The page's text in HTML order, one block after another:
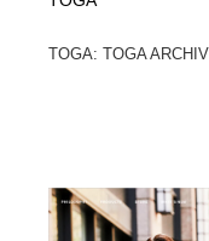
TOGA: TOGA